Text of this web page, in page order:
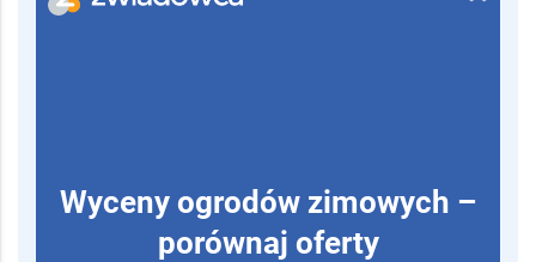
Wyceny ogrodów zimowych –
porównaj oferty